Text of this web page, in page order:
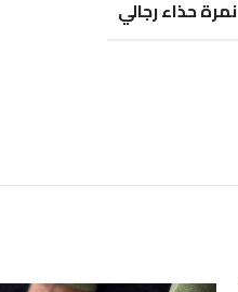
نمرة حذاء رجالي